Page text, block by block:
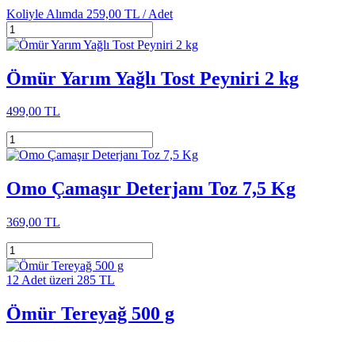
Koliyle Alımda 259,00 TL /Adet
Ömür Yarım Yağlı Tost Peyniri 2 kg
499,00 TL
Omo Çamaşır Deterjanı Toz 7,5 Kg
369,00 TL
12 Adet üzeri 285 TL
Ömür Tereyağ 500 g